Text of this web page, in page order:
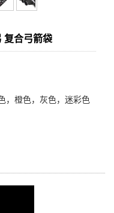
复合弓箭袋
，橙色，灰色，迷彩色